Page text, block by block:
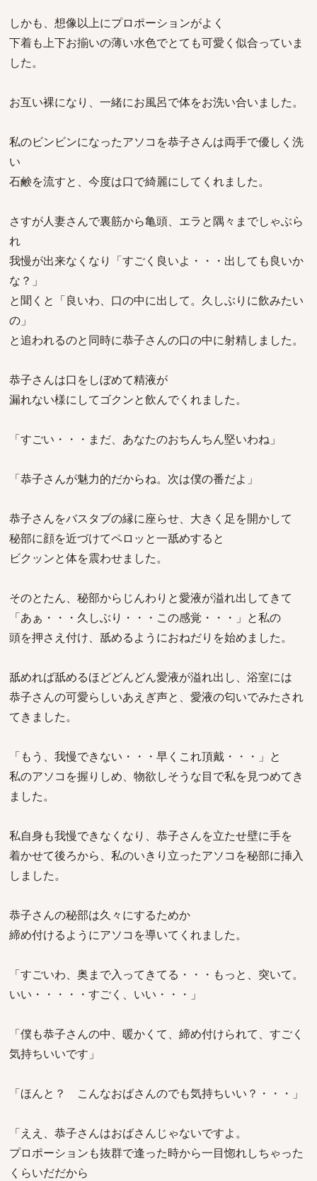
しかも、想像以上にプロポーションがよく
下着も上下お揃いの薄い水色でとても可愛く似合っていま
した。
お互い裸になり、一緒にお風呂で体をお洗い合いました。
私のビンビンになったアソコを恭子さんは両手で優しく洗
い
石鹸を流すと、今度は口で綺麗にしてくれました。
さすが人妻さんで裏筋から亀頭、エラと隅々までしゃぶら
れ
我慢が出来なくなり「すごく良いよ・・・出しても良いか
な？」
と聞くと「良いわ、口の中に出して。久しぶりに飲みたい
の」
と追われるのと同時に恭子さんの口の中に射精しました。
恭子さんは口をしぼめて精液が
漏れない様にしてゴクンと飲んでくれました。
「すごい・・・まだ、あなたのおちんちん堅いわね」
「恭子さんが魅力的だからね。次は僕の番だよ」
恭子さんをバスタブの縁に座らせ、大きく足を開かして
秘部に顔を近づけてペロッと一舐めすると
ビクッンと体を震わせました。
そのとたん、秘部からじんわりと愛液が溢れ出してきて
「あぁ・・・久しぶり・・・この感覚・・・」と私の
頭を押さえ付け、舐めるようにおねだりを始めました。
舐めれば舐めるほどどんどん愛液が溢れ出し、浴室には
恭子さんの可愛らしいあえぎ声と、愛液の匂いでみたされ
てきました。
「もう、我慢できない・・・早くこれ頂戴・・・」と
私のアソコを握りしめ、物欲しそうな目で私を見つめてき
ました。
私自身も我慢できなくなり、恭子さんを立たせ壁に手を
着かせて後ろから、私のいきり立ったアソコを秘部に挿入
しました。
恭子さんの秘部は久々にするためか
締め付けるようにアソコを導いてくれました。
「すごいわ、奥まで入ってきてる・・・もっと、突いて。
いい・・・・・すごく、いい・・・」
「僕も恭子さんの中、暖かくて、締め付けられて、すごく
気持ちいいです」
「ほんと？ こんなおばさんのでも気持ちいい？・・・」
「ええ、恭子さんはおばさんじゃないですよ。
プロポーションも抜群で逢った時から一目惚れしちゃった
くらいだだから